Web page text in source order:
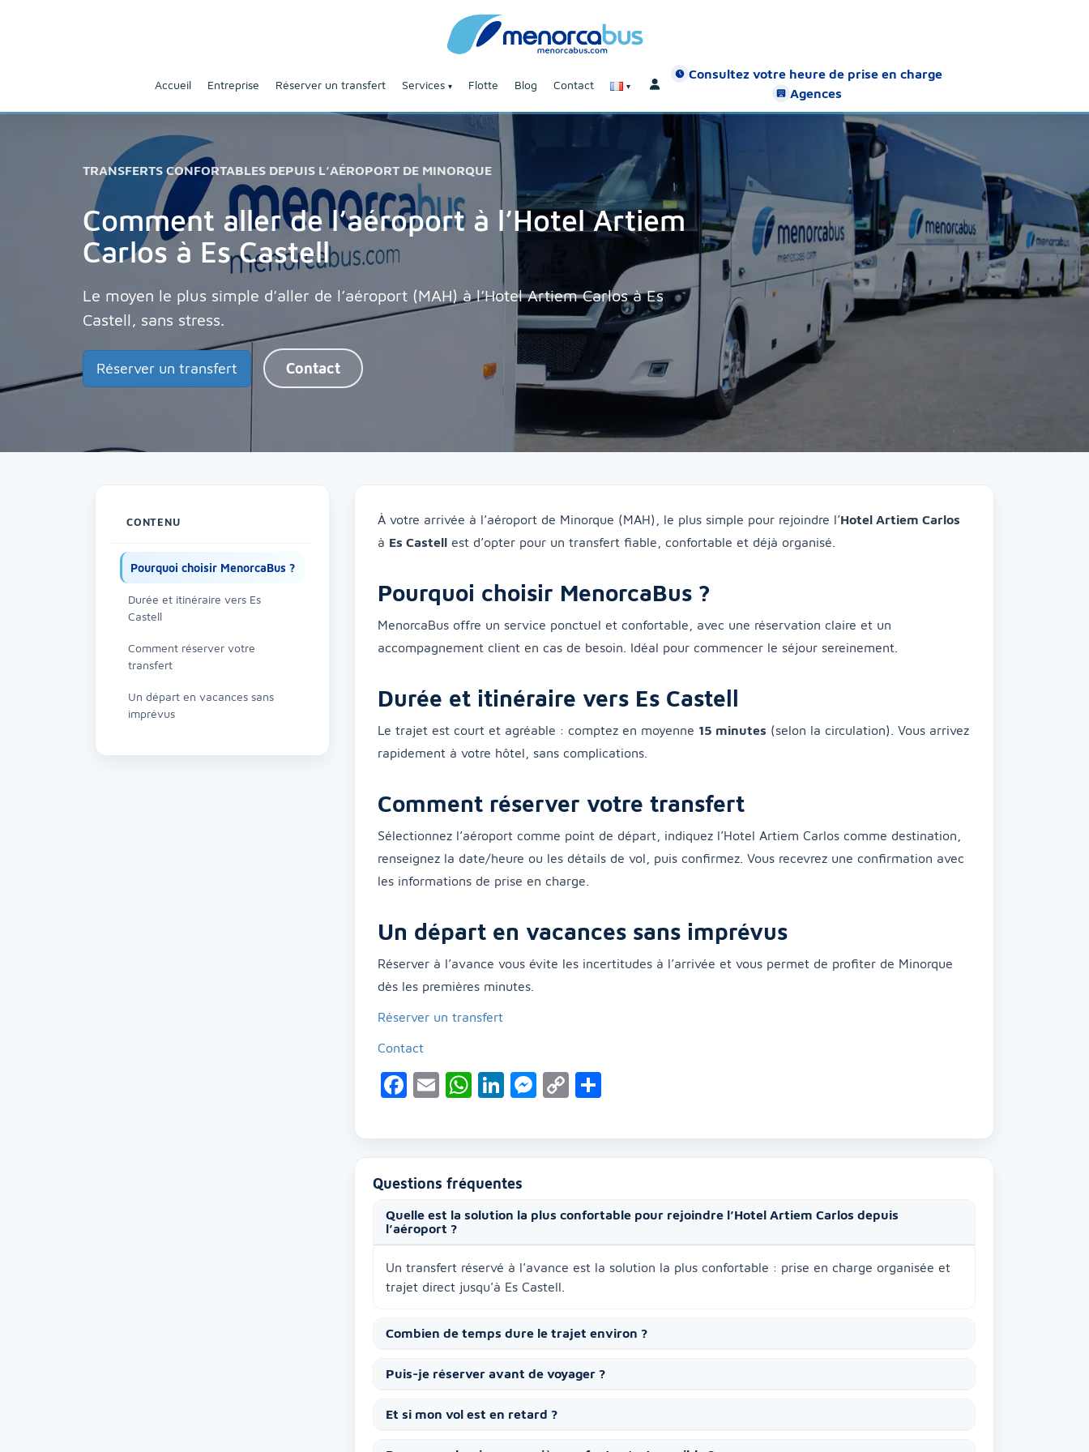
Accueil Entreprise Réserver un transfert Services Flotte Blog Contact
Consultez votre heure de prise en charge
Agences
TRANSFERTS CONFORTABLES DEPUIS L’AÉROPORT DE MINORQUE
Comment aller de l’aéroport à l’Hotel Artiem
Carlos à Es Castell
Le moyen le plus simple d’aller de l’aéroport (MAH) à l’Hotel Artiem Carlos à Es
Castell, sans stress.
Réserver un transfert Contact
CONTENU
Pourquoi choisir MenorcaBus ?
Durée et itinéraire vers Es
Castell
Comment réserver votre
transfert
Un départ en vacances sans
imprévus
À votre arrivée à l’aéroport de Minorque (MAH), le plus simple pour rejoindre l’Hotel Artiem Carlos
à Es Castell est d’opter pour un transfert fiable, confortable et déjà organisé.
Pourquoi choisir MenorcaBus ?
MenorcaBus offre un service ponctuel et confortable, avec une réservation claire et un
accompagnement client en cas de besoin. Idéal pour commencer le séjour sereinement.
Durée et itinéraire vers Es Castell
Le trajet est court et agréable : comptez en moyenne 15 minutes (selon la circulation). Vous arrivez
rapidement à votre hôtel, sans complications.
Comment réserver votre transfert
Sélectionnez l’aéroport comme point de départ, indiquez l’Hotel Artiem Carlos comme destination,
renseignez la date/heure ou les détails de vol, puis confirmez. Vous recevrez une confirmation avec
les informations de prise en charge.
Un départ en vacances sans imprévus
Réserver à l’avance vous évite les incertitudes à l’arrivée et vous permet de profiter de Minorque
dès les premières minutes.
Réserver un transfert
Contact
Facebook
EmailWhatsApp
LinkedIn
Messenger
Copy
Questions fréquentes
Quelle est la solution la plus confortable pour rejoindre l’Hotel Artiem Carlos depuis
l’aéroport ?
Un transfert réservé à l’avance est la solution la plus confortable : prise en charge organisée et
trajet direct jusqu’à Es Castell.
Combien de temps dure le trajet environ ?
Puis-je réserver avant de voyager ?
Et si mon vol est en retard ?